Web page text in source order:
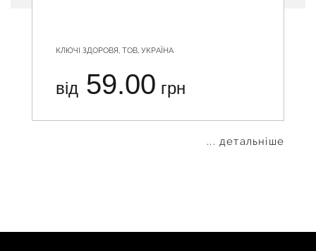
КЛЮЧІ ЗДОРОВЯ, ТОВ, УКРАЇНА
від 59.00 грн
... детальніше